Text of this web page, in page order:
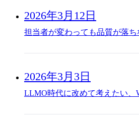
2026年3月12日
担当者が変わっても品質が落
2026年3月3日
LLMO時代に改めて考えたい、